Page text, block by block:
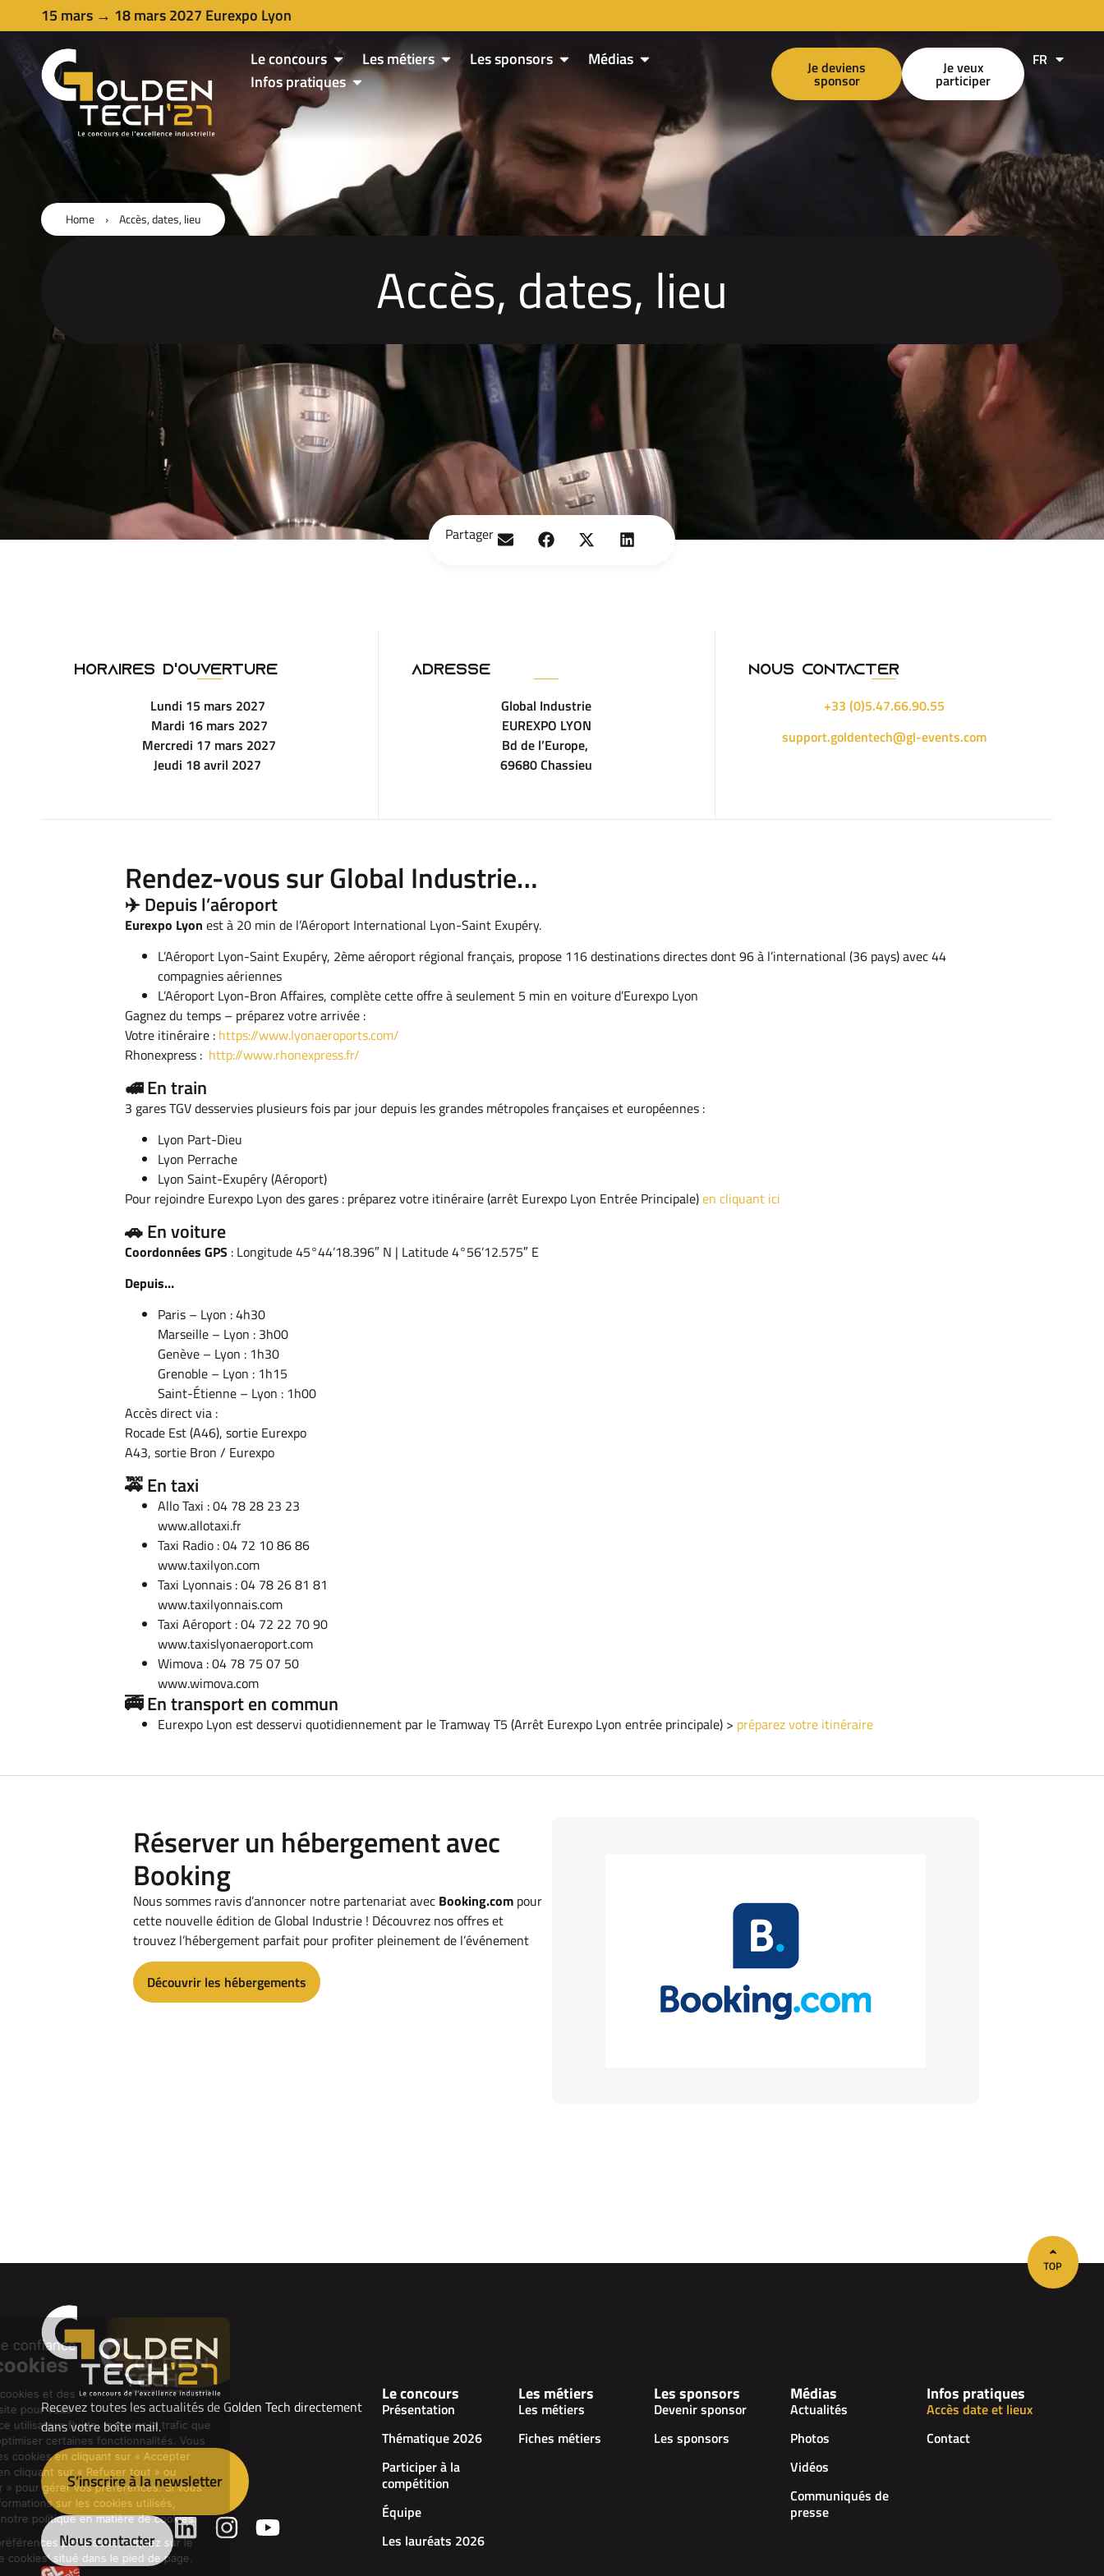
15 mars → 18 mars 2027 Eurexpo Lyon
Le concours
Les métiers Les sponsors
Médias
Infos pratiques
Je deviens
sponsor
Je veux
participer
FR
EN
Home › Accès, dates, lieu
Accès, dates, lieu
Partager
Horaires d'ouverture
Lundi 15 mars 2027
Mardi 16 mars 2027
Mercredi 17 mars 2027
Jeudi 18 avril 2027
Adresse
Global Industrie
EUREXPO LYON
Bd de l’Europe,
69680 Chassieu
Nous contacter
+33 (0)5.47.66.90.55
support.goldentech@gl-events.com
Rendez-vous sur Global Industrie…
✈️ Depuis l’aéroport
Eurexpo Lyon est à 20 min de l’Aéroport International Lyon-Saint Exupéry.
L’Aéroport Lyon-Saint Exupéry, 2ème aéroport régional français, propose 116 destinations directes dont 96 à l’international (36 pays) avec 44
compagnies aériennes
L’Aéroport Lyon-Bron Affaires, complète cette offre à seulement 5 min en voiture d’Eurexpo Lyon
Gagnez du temps – préparez votre arrivée :
Votre itinéraire : https://www.lyonaeroports.com/
Rhonexpress : http://www.rhonexpress.fr/
🚅 En train
3 gares TGV desservies plusieurs fois par jour depuis les grandes métropoles françaises et européennes :
Lyon Part-Dieu
Lyon Perrache
Lyon Saint-Exupéry (Aéroport)
Pour rejoindre Eurexpo Lyon des gares : préparez votre itinéraire (arrêt Eurexpo Lyon Entrée Principale)en cliquant ici
🚗 En voiture
Coordonnées GPS : Longitude 45°44’18.396″ N | Latitude 4°56’12.575″ E
Depuis…
Paris – Lyon : 4h30
Marseille – Lyon : 3h00
Genève – Lyon : 1h30
Grenoble – Lyon : 1h15
Saint-Étienne – Lyon : 1h00
Accès direct via :
Rocade Est (A46), sortie Eurexpo
A43, sortie Bron / Eurexpo
🚕 En taxi
Allo Taxi : 04 78 28 23 23
www.allotaxi.fr
Taxi Radio : 04 72 10 86 86
www.taxilyon.com
Taxi Lyonnais : 04 78 26 81 81
www.taxilyonnais.com
Taxi Aéroport : 04 72 22 70 90
www.taxislyonaeroport.com
Wimova : 04 78 75 07 50
www.wimova.com
🚎 En transport en commun
Eurexpo Lyon est desservi quotidiennement par le Tramway T5 (Arrêt Eurexpo Lyon entrée principale) > préparez votre itinéraire
Réserver un hébergement avec
Booking
Nous sommes ravis d’annoncer notre partenariat avec Booking.com pour
cette nouvelle édition de Global Industrie ! Découvrez nos offres et
trouvez l’hébergement parfait pour profiter pleinement de l’événement
Découvrir les hébergements
Recevez toutes les actualités de Golden Tech directement
dans votre boîte mail.
S’inscrire à la newsletter
Nous contacter
Le concours
Présentation
Thématique 2026
Participer à la
compétition
Équipe
Les lauréats 2026
Les métiers
Les métiers
Fiches métiers
Les sponsors
Devenir sponsor
Les sponsors
Médias
Actualités
Photos
Vidéos
Communiqués de
presse
Infos pratiques
Accès date et lieux
Contact